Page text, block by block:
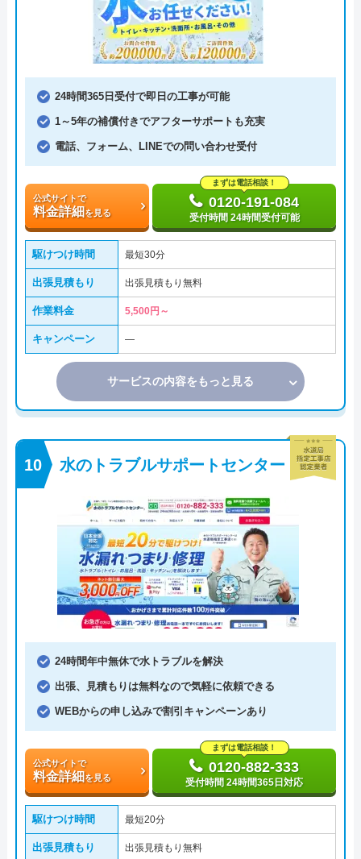
24時間365日受付で即日の工事が可能
1～5年の補償付きでアフターサポートも充実
電話、フォーム、LINEでの問い合わせ受付
公式サイトで
料金詳細を見る
まずは電話相談！
0120-191-084
受付時間 24時間受付可能
駆けつけ時間 最短30分
出張見積もり 出張見積もり無料
作業料金 5,500円～
キャンペーン ―
サービスの内容をもっと見る
水のトラブルサポートセンター
24時間年中無休で水トラブルを解決
出張、見積もりは無料なので気軽に依頼できる
WEBからの申し込みで割引キャンペーンあり
公式サイトで
料金詳細を見る
まずは電話相談！
0120-882-333
受付時間 24時間365日対応
駆けつけ時間 最短20分
出張見積もり 出張見積もり無料